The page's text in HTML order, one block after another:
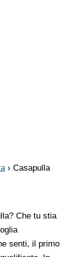
› Casapulla
Che tu stia
senti, il primo